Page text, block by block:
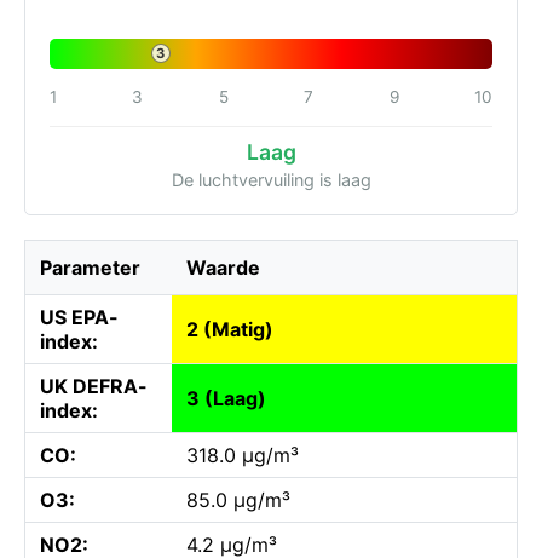
3
1 3 5 7 9 10
Laag
De luchtvervuiling is laag
Parameter Waarde
US EPA-
index:
2 (Matig)
UK DEFRA-
index:
3 (Laag)
CO:
318.0 µg/m³
O3:
85.0 µg/m³
NO2:
4.2 µg/m³